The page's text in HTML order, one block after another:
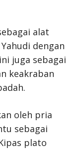
alat
dengan
juga sebagai
keakraban
oleh pria
sebagai
plato